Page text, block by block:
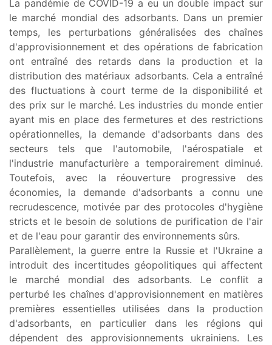
La pandémie de COVID-19 a eu un double impact sur
le marché mondial des adsorbants. Dans un premier
temps, les perturbations généralisées des chaînes
d'approvisionnement et des opérations de fabrication
ont entraîné des retards dans la production et la
distribution des matériaux adsorbants. Cela a entraîné
des fluctuations à court terme de la disponibilité et
des prix sur le marché. Les industries du monde entier
ayant mis en place des fermetures et des restrictions
opérationnelles, la demande d'adsorbants dans des
secteurs tels que l'automobile, l'aérospatiale et
l'industrie manufacturière a temporairement diminué.
Toutefois, avec la réouverture progressive des
économies, la demande d'adsorbants a connu une
recrudescence, motivée par des protocoles d'hygiène
stricts et le besoin de solutions de purification de l'air
et de l'eau pour garantir des environnements sûrs.
Parallèlement, la guerre entre la Russie et l'Ukraine a
introduit des incertitudes géopolitiques qui affectent
le marché mondial des adsorbants. Le conflit a
perturbé les chaînes d'approvisionnement en matières
premières essentielles utilisées dans la production
d'adsorbants, en particulier dans les régions qui
dépendent des approvisionnements ukrainiens. Les